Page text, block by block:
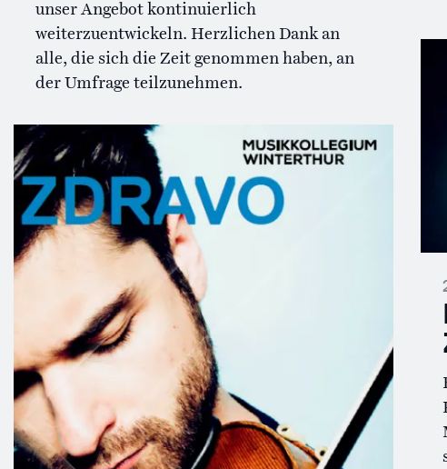
unser Angebot kontinuierlich
weiterzuentwickeln. Herzlichen Dank an
alle, die sich die Zeit genommen haben, an
der Umfrage teilzunehmen.